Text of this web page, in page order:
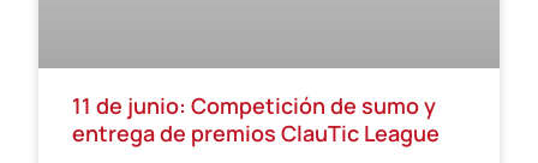
11 de junio: Competición de sumo y
entrega de premios ClauTic League